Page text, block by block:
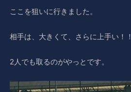
ここを狙いに行きました。
相手は、大きくて、さらに上手い！！
2人でも取るのがやっとです。